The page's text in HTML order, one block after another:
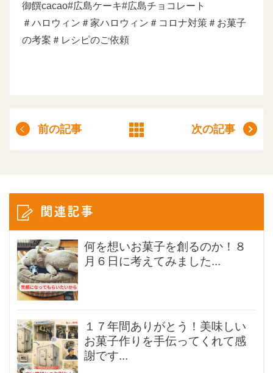
御饌cacao#広島ケーキ#広島チョコレート
＃ハロウィン＃家ハロウィン＃コロナ対策＃お菓子
の考案＃レシピのご依頼
前の記事 次の記事
関連記事
何を想いお菓子を創るのか！８
月６日に考えてみました...
１７年間ありがとう！美味しい
お菓子作りを手伝ってくれて感
謝です...